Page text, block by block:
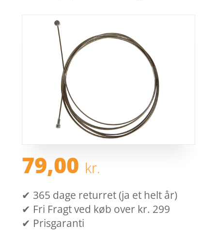
79,00 kr.
✔ 365 dage returret (ja et helt år)
✔ Fri Fragt ved køb over kr. 299
✔ Prisgaranti